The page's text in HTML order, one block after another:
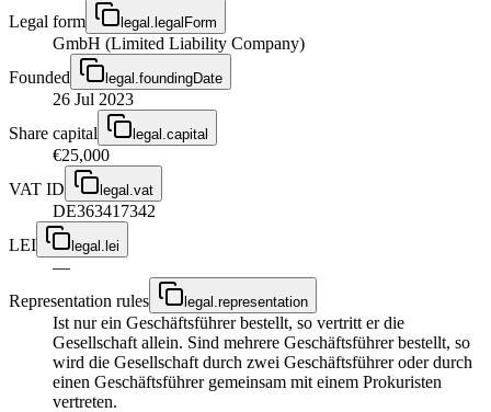
Legal form legal.legalForm
GmbH (Limited Liability Company)
Founded
legal.foundingDate
26 Jul 2023
Share capital
legal.capital
€25,000
VAT ID
legal.vat
DE363417342
LEI
legal.lei
—
Representation rules
legal.representation
Ist nur ein Geschäftsführer bestellt, so vertritt er die
Gesellschaft allein. Sind mehrere Geschäftsführer bestellt, so
wird die Gesellschaft durch zwei Geschäftsführer oder durch
einen Geschäftsführer gemeinsam mit einem Prokuristen
vertreten.